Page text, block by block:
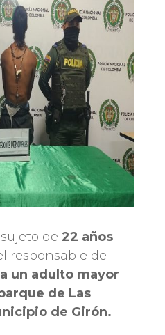
de 22 años
responsable de
un adulto mayor
de Las
de Girón.